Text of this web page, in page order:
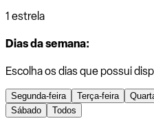
1 estrela
Dias da semana:
Escolha os dias que possui
Segunda-feira Terça-feira
Sábado
Todos